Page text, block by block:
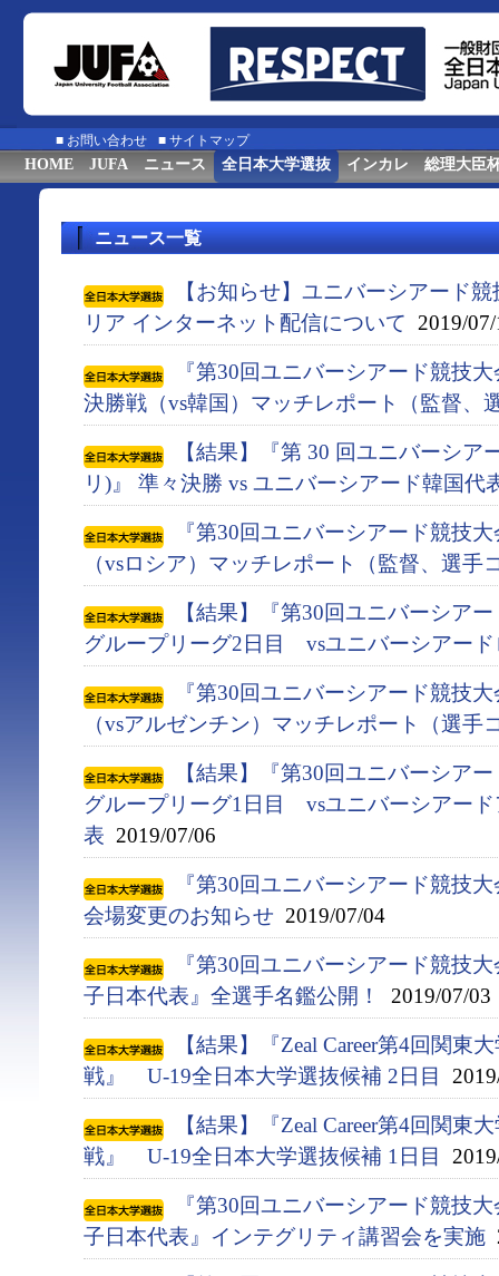
■ お問い合わせ ■ サイトマップ
HOME JUFA ニュース 全日本大学選抜 インカレ 総理大臣
ニュース一覧
【お知らせ】ユニバーシアード
リア インターネット配信について 2019/
『第30回ユニバーシアード競技
決勝戦（vs韓国）マッチレポート（監督、
【結果】『第 30 回ユニバーシア
リ)』 準々決勝 vs ユニバーシアード韓国代
『第30回ユニバーシアード競技
（vsロシア）マッチレポート（監督、選手
【結果】『第30回ユニバーシア
グループリーグ2日目 vsユニバーシアード
『第30回ユニバーシアード競技
（vsアルゼンチン）マッチレポート（選手
【結果】『第30回ユニバーシア
グループリーグ1日目 vsユニバーシアー
表 2019/07/06
『第30回ユニバーシアード競技
会場変更のお知らせ 2019/07/04
『第30回ユニバーシアード競技
子日本代表』全選手名鑑公開！
2019/07/03
【結果】『Zeal Career第4回関東
戦』 U-19全日本大学選抜候補 2日目
【結果】『Zeal Career第4回関東
戦』 U-19全日本大学選抜候補 1日目
『第30回ユニバーシアード競技
子日本代表』インテグリティ講習会を実施